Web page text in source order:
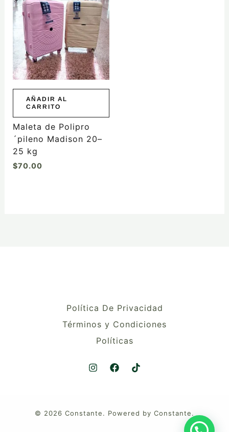
AÑADIR AL
CARRITO
Maleta de Polipro
´pileno Madison 20–
25 kg
$70.00
Política De Privacidad
Términos y Condiciones
Políticas
© 2026 Constante. Powered by Constante.